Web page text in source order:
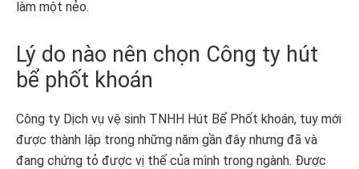
làm một nẻo.
Lý do nào nên chọn Công ty hút
bể phốt khoán
Công ty Dịch vụ vệ sinh TNHH Hút Bể Phốt khoán, tuy mới
được thành lập trong những năm gần đây nhưng đã và
đang chứng tỏ được vị thế của mình trong ngành. Được